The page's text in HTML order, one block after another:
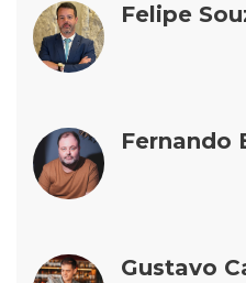
Felipe
Fernando
Gustavo